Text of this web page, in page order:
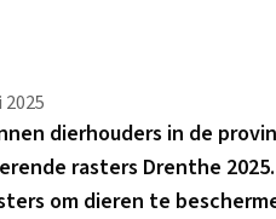
dierhouders in de
rasters Drenthe
om dieren te